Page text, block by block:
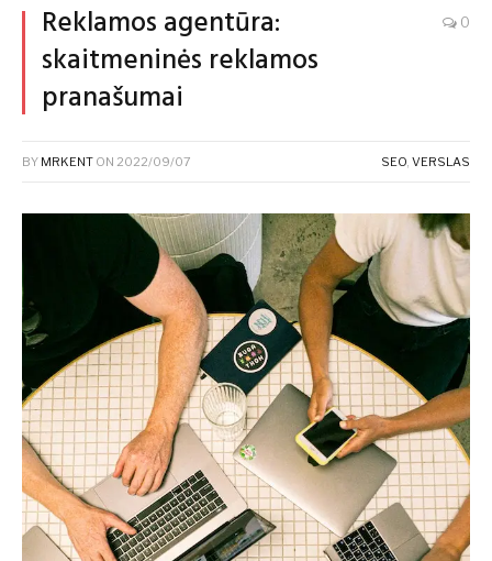
Reklamos agentūra:
skaitmeninės reklamos
pranašumai
0
BY MRKENT ON 2022/09/07 SEO, VERSLAS